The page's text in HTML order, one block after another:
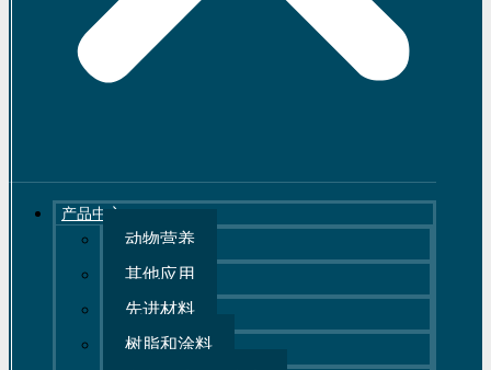
产品中心
动物营养
其他应用
先进材料
树脂和涂料